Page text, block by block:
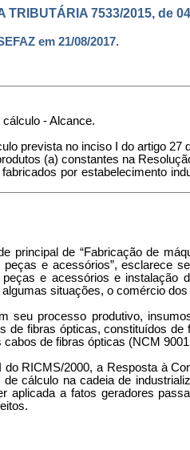
TRIBUTÁRIA 7533/2015, de
em 21/08/2017.
- Alcance.
prevista no inciso I do artigo
(a) constantes na
por estabelecimento
principal de “Fabricação de
e acessórios”, esclarece
e acessórios e instalação
situações, o comércio dos
seu processo produtivo,
de fibras ópticas, constituídos
de fibras ópticas (NCM
RICMS/2000, a Resposta à
cálculo na cadeia de
aplicada a fatos geradores